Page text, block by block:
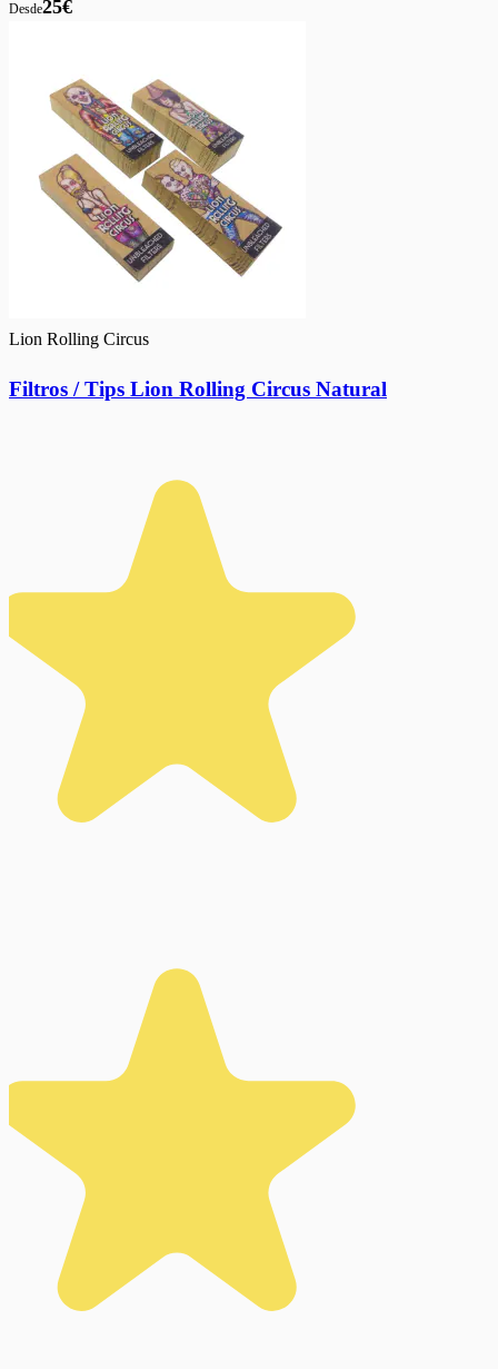
Desde25€
Lion Rolling Circus
Filtros / Tips Lion Rolling Circus Natural